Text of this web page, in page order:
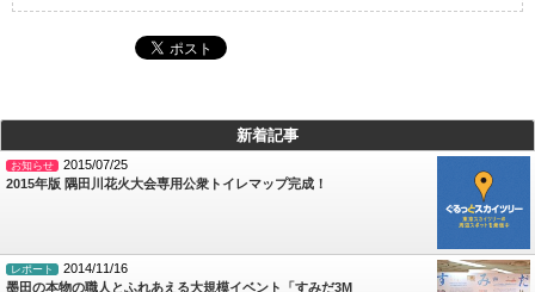
新着記事
お知らせ
2015/07/25
2015年版 隅田川花火大会専用公衆トイレマップ完成！
レポート
2014/11/16
墨田の本物の職人とふれあえる大規模イベント「すみだ3M